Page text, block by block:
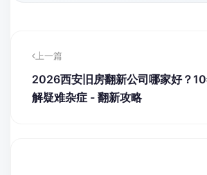
上一篇
2026西安旧房翻新公司哪家好？
解疑难杂症 - 翻新攻略